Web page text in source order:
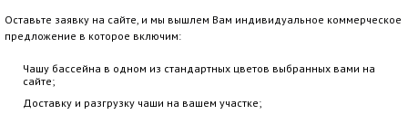
Оставьте заявку на сайте, и мы вышлем Вам индивидуальное коммерческое
предложение в которое включим:
Чашу бассейна в одном из стандартных цветов выбранных вами на
сайте;
Доставку и разгрузку чаши на вашем участке;